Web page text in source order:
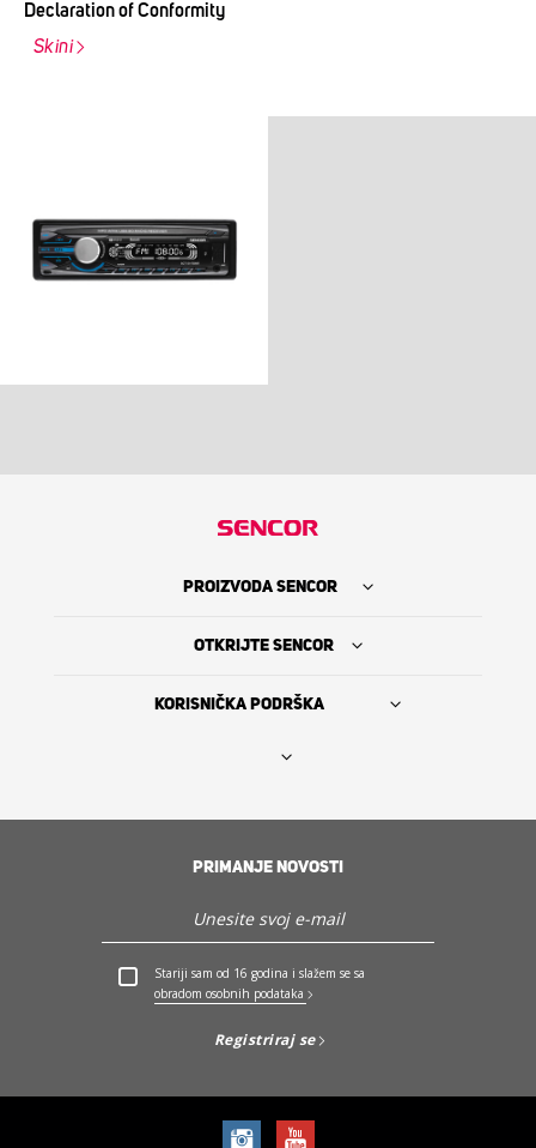
Declaration of Conformity
Skini
PROIZVODA SENCOR
OTKRIJTE SENCOR
KORISNIČKA PODRŠKA
PRIMANJE NOVOSTI
Stariji sam od 16 godina i slažem se sa
obradom osobnih podataka
Registriraj se